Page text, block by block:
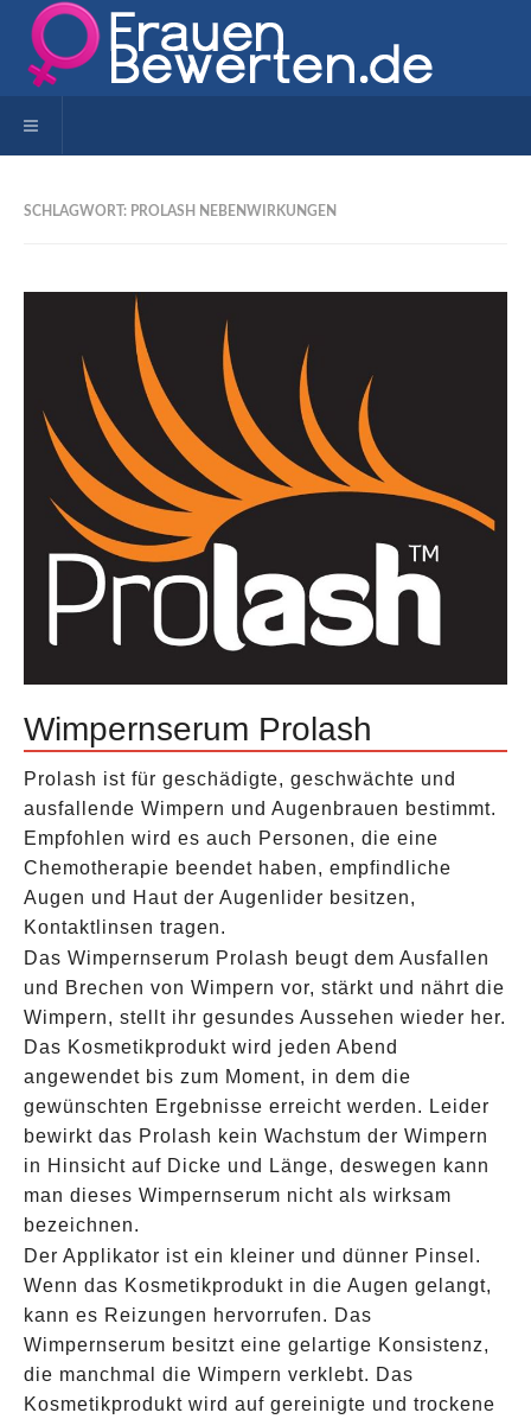
Toggle navigation
SCHLAGWORT: PROLASH NEBENWIRKUNGEN
Wimpernserum Prolash
Prolash ist für geschädigte, geschwächte und
ausfallende Wimpern und Augenbrauen bestimmt.
Empfohlen wird es auch Personen, die eine
Chemotherapie beendet haben, empfindliche
Augen und Haut der Augenlider besitzen,
Kontaktlinsen tragen.
Das Wimpernserum Prolash beugt dem Ausfallen
und Brechen von Wimpern vor, stärkt und nährt die
Wimpern, stellt ihr gesundes Aussehen wieder her.
Das Kosmetikprodukt wird jeden Abend
angewendet bis zum Moment, in dem die
gewünschten Ergebnisse erreicht werden. Leider
bewirkt das Prolash kein Wachstum der Wimpern
in Hinsicht auf Dicke und Länge, deswegen kann
man dieses Wimpernserum nicht als wirksam
bezeichnen.
Der Applikator ist ein kleiner und dünner Pinsel.
Wenn das Kosmetikprodukt in die Augen gelangt,
kann es Reizungen hervorrufen. Das
Wimpernserum besitzt eine gelartige Konsistenz,
die manchmal die Wimpern verklebt. Das
Kosmetikprodukt wird auf gereinigte und trockene